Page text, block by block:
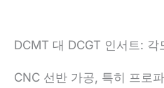
DCMT 대 DCGT 인서트:
CNC 선반 가공, 특히 프로